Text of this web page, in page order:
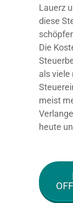
Lauerz
diese
Die
als viele
meist
heute